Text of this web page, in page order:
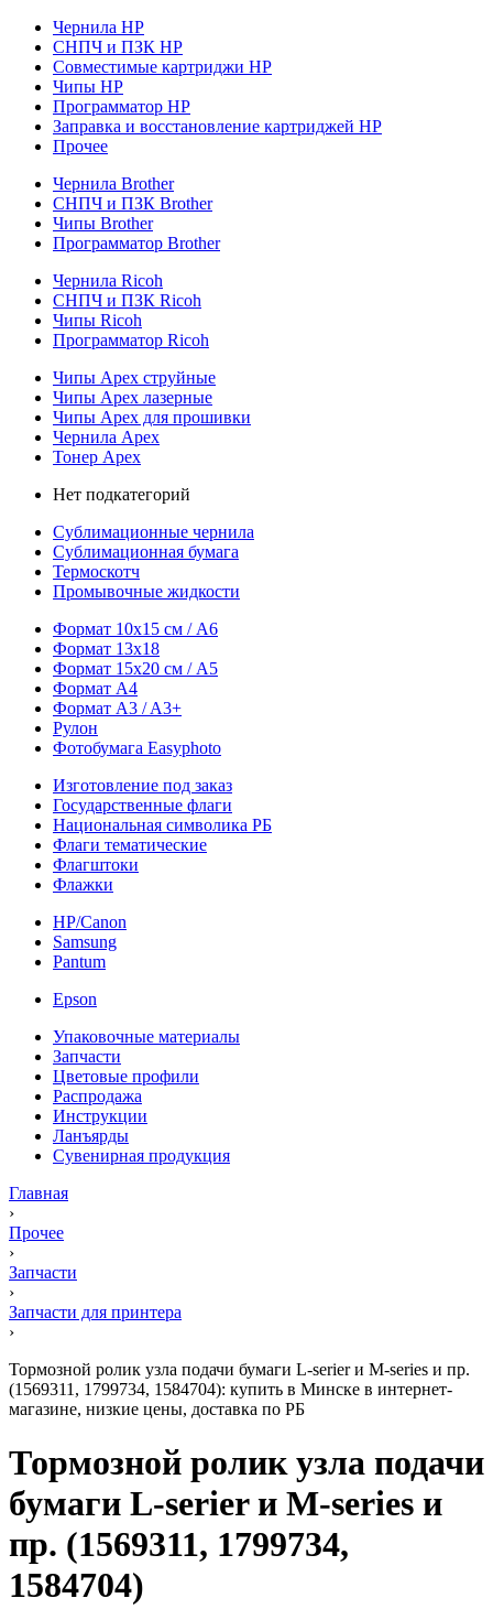
Чернила HP
СНПЧ и ПЗК HP
Совместимые картриджи HP
Чипы HP
Программатор HP
Заправка и восстановление картриджей HP
Прочее
Чернила Brother
СНПЧ и ПЗК Brother
Чипы Brother
Программатор Brother
Чернила Ricoh
СНПЧ и ПЗК Ricoh
Чипы Ricoh
Программатор Ricoh
Чипы Apex струйные
Чипы Apex лазерные
Чипы Apex для прошивки
Чернила Apex
Тонер Apex
Нет подкатегорий
Сублимационные чернила
Сублимационная бумага
Термоскотч
Промывочные жидкости
Формат 10х15 см / A6
Формат 13х18
Формат 15х20 см / A5
Формат А4
Формат A3 / A3+
Рулон
Фотобумага Easyphoto
Изготовление под заказ
Государственные флаги
Национальная символика РБ
Флаги тематические
Флагштоки
Флажки
HP/Canon
Samsung
Pantum
Epson
Упаковочные материалы
Запчасти
Цветовые профили
Распродажа
Инструкции
Ланъярды
Сувенирная продукция
Главная
›
Прочее
›
Запчасти
›
Запчасти для принтера
›
Тормозной ролик узла подачи бумаги L-serier и M-series и пр.
(1569311, 1799734, 1584704): купить в Минске в интернет-
магазине, низкие цены, доставка по РБ
Тормозной ролик узла подачи
бумаги L-serier и M-series и
пр. (1569311, 1799734,
1584704)